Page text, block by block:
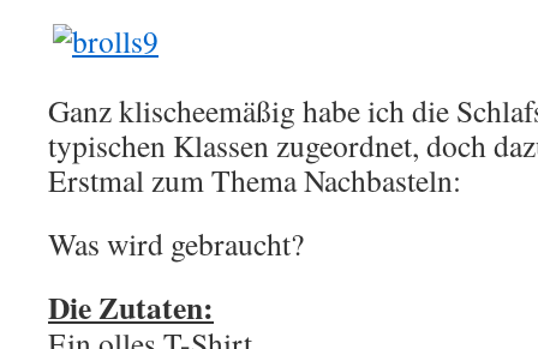
Ganz klischeemäßig habe ich die
typischen Klassen zugeordnet, doch
Erstmal zum Thema Nachbasteln:
Was wird gebraucht?
Die Zutaten: